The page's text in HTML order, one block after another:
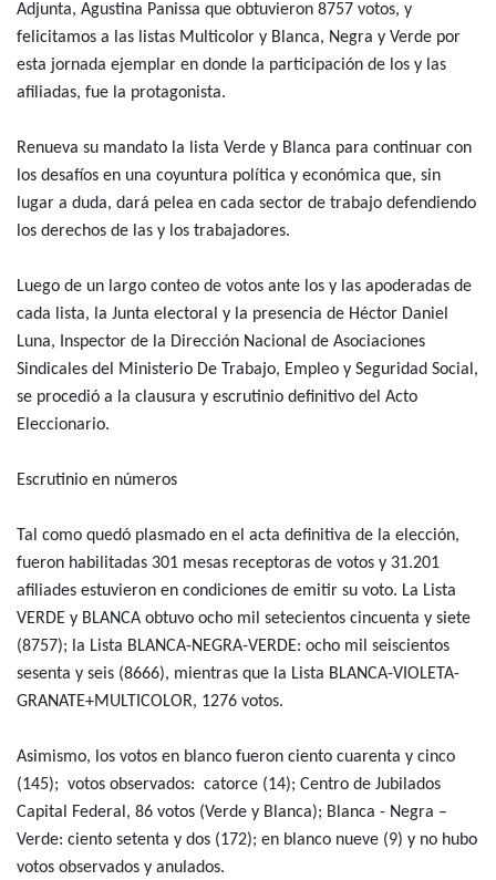
Adjunta, Agustina Panissa que obtuvieron 8757 votos, y
felicitamos a las listas Multicolor y Blanca, Negra y Verde por
esta jornada ejemplar en donde la participación de los y las
afiliadas, fue la protagonista.
Renueva su mandato la lista Verde y Blanca para continuar con
los desafíos en una coyuntura política y económica que, sin
lugar a duda, dará pelea en cada sector de trabajo defendiendo
los derechos de las y los trabajadores.
Luego de un largo conteo de votos ante los y las apoderadas de
cada lista, la Junta electoral y la presencia de Héctor Daniel
Luna, Inspector de la Dirección Nacional de Asociaciones
Sindicales del Ministerio De Trabajo, Empleo y Seguridad Social,
se procedió a la clausura y escrutinio definitivo del Acto
Eleccionario.
Escrutinio en números
Tal como quedó plasmado en el acta definitiva de la elección,
fueron habilitadas 301 mesas receptoras de votos y 31.201
afiliades estuvieron en condiciones de emitir su voto. La Lista
VERDE y BLANCA obtuvo ocho mil setecientos cincuenta y siete
(8757); la Lista BLANCA-NEGRA-VERDE: ocho mil seiscientos
sesenta y seis (8666), mientras que la Lista BLANCA-VIOLETA-
GRANATE+MULTICOLOR, 1276 votos.
Asimismo, los votos en blanco fueron ciento cuarenta y cinco
(145); votos observados: catorce (14); Centro de Jubilados
Capital Federal, 86 votos (Verde y Blanca); Blanca - Negra –
Verde: ciento setenta y dos (172); en blanco nueve (9) y no hubo
votos observados y anulados.